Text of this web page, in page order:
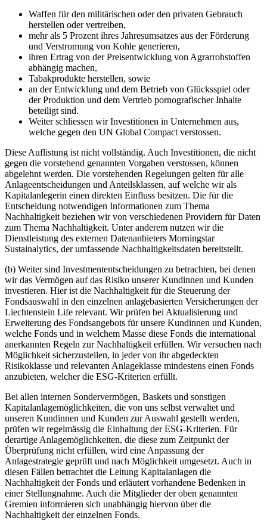
Waffen für den militärischen oder den privaten Gebrauch
herstellen oder vertreiben,
mehr als 5 Prozent ihres Jahresumsatzes aus der Förderung
und Verstromung von Kohle generieren,
ihren Ertrag von der Preisentwicklung von Agrarrohstoffen
abhängig machen,
Tabakprodukte herstellen, sowie
an der Entwicklung und dem Betrieb von Glücksspiel oder
der Produktion und dem Vertrieb pornografischer Inhalte
beteiligt sind.
Weiter schliessen wir Investitionen in Unternehmen aus,
welche gegen den UN Global Compact verstossen.
Diese Auflistung ist nicht vollständig. Auch Investitionen, die nicht
gegen die vorstehend genannten Vorgaben verstossen, können
abgelehnt werden. Die vorstehenden Regelungen gelten für alle
Anlageentscheidungen und Anteilsklassen, auf welche wir als
Kapitalanlegerin einen direkten Einfluss besitzen. Die für die
Entscheidung notwendigen Informationen zum Thema
Nachhaltigkeit beziehen wir von verschiedenen Providern für Daten
zum Thema Nachhaltigkeit. Unter anderem nutzen wir die
Dienstleistung des externen Datenanbieters Morningstar
Sustainalytics, der umfassende Nachhaltigkeitsdaten bereitstellt.
(b) Weiter sind Investmententscheidungen zu betrachten, bei denen
wir das Vermögen auf das Risiko unserer Kundinnen und Kunden
investieren. Hier ist die Nachhaltigkeit für die Steuerung der
Fondsauswahl in den einzelnen anlagebasierten Versicherungen der
Liechtenstein Life relevant. Wir prüfen bei Aktualisierung und
Erweiterung des Fondsangebots für unsere Kundinnen und Kunden,
welche Fonds und in welchem Masse diese Fonds die international
anerkannten Regeln zur Nachhaltigkeit erfüllen. Wir versuchen nach
Möglichkeit sicherzustellen, in jeder von ihr abgedeckten
Risikoklasse und relevanten Anlageklasse mindestens einen Fonds
anzubieten, welcher die ESG-Kriterien erfüllt.
Bei allen internen Sondervermögen, Baskets und sonstigen
Kapitalanlagemöglichkeiten, die von uns selbst verwaltet und
unseren Kundinnen und Kunden zur Auswahl gestellt werden,
prüfen wir regelmässig die Einhaltung der ESG-Kriterien. Für
derartige Anlagemöglichkeiten, die diese zum Zeitpunkt der
Überprüfung nicht erfüllen, wird eine Anpassung der
Anlagestrategie geprüft und nach Möglichkeit umgesetzt. Auch in
diesen Fällen betrachtet die Leitung Kapitalanlagen die
Nachhaltigkeit der Fonds und erläutert vorhandene Bedenken in
einer Stellungnahme. Auch die Mitglieder der oben genannten
Gremien informieren sich unabhängig hiervon über die
Nachhaltigkeit der einzelnen Fonds.